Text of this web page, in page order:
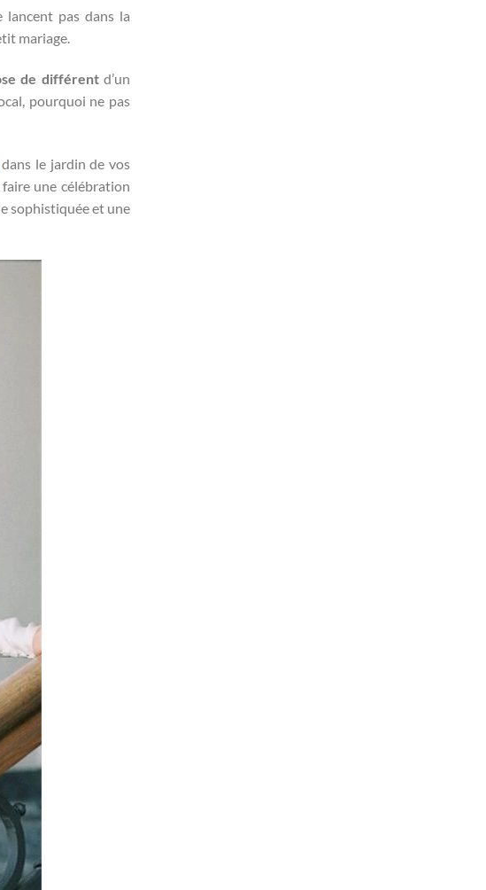
lancent pas dans la
mariage.
de différentd’un
pourquoi ne pas
dans le jardin de vos
une célébration
sophistiquée et une